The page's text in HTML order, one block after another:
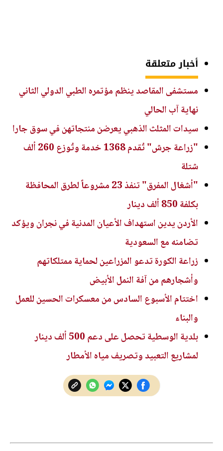
أخبار متعلقة
مستشفى المقاصد ينظم مؤتمره الطبي الدولي الثاني
نهاية آب الحالي
سيدات المثلث الذهبي يعرضن منتجاتهن في سوق جارا
"زراعة جرش" تُقدم 1368 خدمة وتُوزع 260 ألف
شتلة
"أشغال المفرق" تنفذ 23 مشروعاً لطرق المحافظة
بكلفة 850 ألف دينار
الأردن يدين استهداف الأعيان المدنية في نجران ويؤكد
تضامنه مع السعودية
زراعة الكورة تدعو المزراعين لحماية ممتلكاتهم
وأشجارهم من آفة النمل الأبيض
اختتام الأسبوع السادس من معسكرات الحسين للعمل
والبناء
بلدية الوسطية تحصل على دعم 500 ألف دينار
لمشاريع التعبيد وتصريف مياه الأمطار